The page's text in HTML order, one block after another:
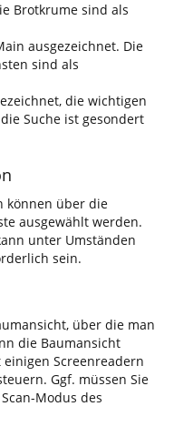
Brotkrume sind als
ausgezeichnet. Die
sind als
die wichtigen
Suche ist gesondert
können über die
ausgewählt werden.
unter Umständen
sein.
über die man
die Baumansicht
Screenreadern
Ggf. müssen Sie
Modus des